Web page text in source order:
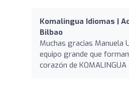
Komalingua Idiomas |
Bilbao
Muchas gracias Manuela
equipo grande que
corazón de KOMALINGUA